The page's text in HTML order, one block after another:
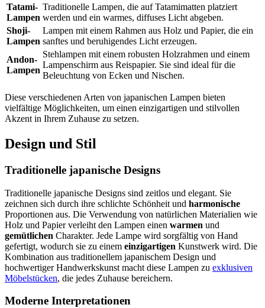
Tatami-
Lampen
Traditionelle Lampen, die auf Tatamimatten platziert
werden und ein warmes, diffuses Licht abgeben.
Shoji-
Lampen
Lampen mit einem Rahmen aus Holz und Papier, die ein
sanftes und beruhigendes Licht erzeugen.
Andon-
Lampen
Stehlampen mit einem robusten Holzrahmen und einem
Lampenschirm aus Reispapier. Sie sind ideal für die
Beleuchtung von Ecken und Nischen.
Diese verschiedenen Arten von japanischen Lampen bieten
vielfältige Möglichkeiten, um einen einzigartigen und stilvollen
Akzent in Ihrem Zuhause zu setzen.
Design und Stil
Traditionelle japanische Designs
Traditionelle japanische Designs sind zeitlos und elegant. Sie
zeichnen sich durch ihre schlichte Schönheit und harmonische
Proportionen aus. Die Verwendung von natürlichen Materialien wie
Holz und Papier verleiht den Lampen einen warmen und
gemütlichen Charakter. Jede Lampe wird sorgfältig von Hand
gefertigt, wodurch sie zu einem einzigartigen Kunstwerk wird. Die
Kombination aus traditionellem japanischem Design und
hochwertiger Handwerkskunst macht diese Lampen zu exklusiven
Möbelstücken, die jedes Zuhause bereichern.
Moderne Interpretationen